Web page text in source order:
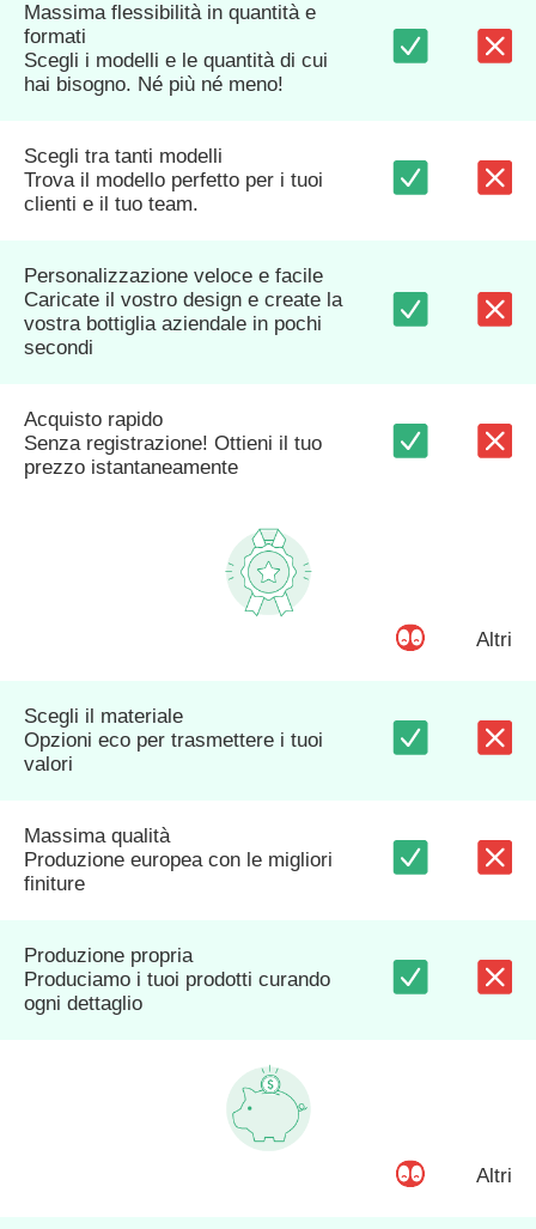
Massima flessibilità in quantità e
formati
Scegli i modelli e le quantità di cui
hai bisogno. Né più né meno!
Scegli tra tanti modelli
Trova il modello perfetto per i tuoi
clienti e il tuo team.
Personalizzazione veloce e facile
Caricate il vostro design e create la
vostra bottiglia aziendale in pochi
secondi
Acquisto rapido
Senza registrazione! Ottieni il tuo
prezzo istantaneamente
Altri
Scegli il materiale
Opzioni eco per trasmettere i tuoi
valori
Massima qualità
Produzione europea con le migliori
finiture
Produzione propria
Produciamo i tuoi prodotti curando
ogni dettaglio
Altri